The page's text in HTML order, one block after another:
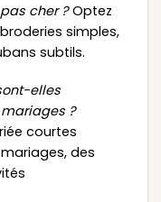
cher ?Optez
simples,
subtils.
elles
?
courtes
des